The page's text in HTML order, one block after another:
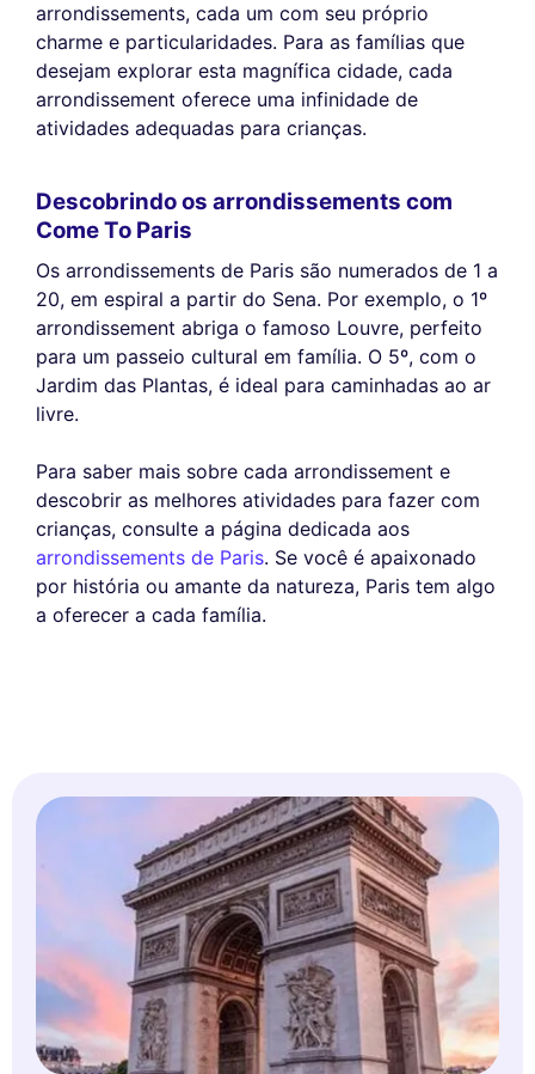
arrondissements, cada um com seu próprio
charme e particularidades. Para as famílias que
desejam explorar esta magnífica cidade, cada
arrondissement oferece uma infinidade de
atividades adequadas para crianças.
Descobrindo os arrondissements com
Come To Paris
Os arrondissements de Paris são numerados de 1 a
20, em espiral a partir do Sena. Por exemplo, o 1º
arrondissement abriga o famoso Louvre, perfeito
para um passeio cultural em família. O 5º, com o
Jardim das Plantas, é ideal para caminhadas ao ar
livre.
Para saber mais sobre cada arrondissement e
descobrir as melhores atividades para fazer com
crianças, consulte a página dedicada aos
arrondissements de Paris. Se você é apaixonado
por história ou amante da natureza, Paris tem algo
a oferecer a cada família.